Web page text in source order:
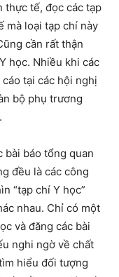
thực tế, đọc các tạp
mà loại tạp chí này
cần rất thận
học. Nhiều khi các
tại các hội nghị
bộ phụ trương
bài báo tổng quan
đều là các công
“tạp chí Y học”
nhau. Chỉ có một
và đăng các bài
nghi ngờ về chất
hiểu đối tượng